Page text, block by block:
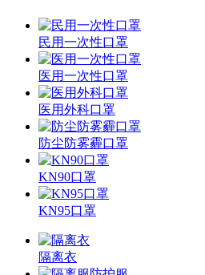
民用一次性口罩
医用一次性口罩
医用外科口罩
防尘防雾霾口罩
KN90口罩
KN95口罩
隔离衣